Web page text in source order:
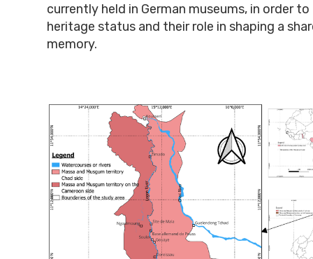
currently held in German museums, in order
heritage status and their role in shaping a
memory.